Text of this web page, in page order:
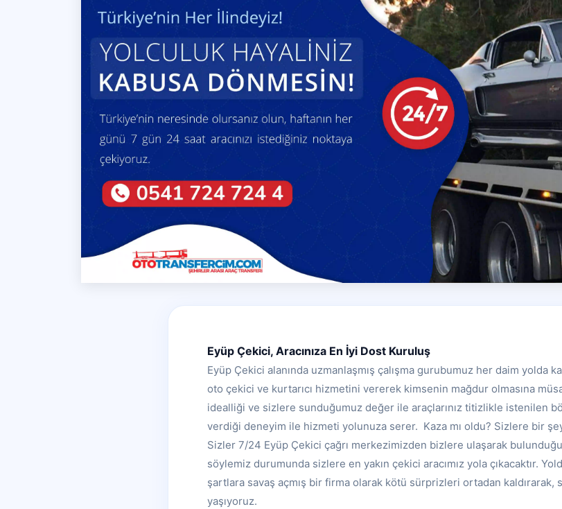
Eyüp Çekici, Aracınıza En İyi Dost Kuruluş
Eyüp Çekici alanında uzmanlaşmış çalışma gurubumuz her daim yolda
oto çekici ve kurtarıcı hizmetini vererek kimsenin mağdur olmasına
idealliği ve sizlere sunduğumuz değer ile araçlarınız titizlikle istenilen
verdiği deneyim ile hizmeti yolunuza serer. Kaza mı oldu? Sizlere bir
Sizler 7/24 Eyüp Çekici çağrı merkezimizden bizlere ulaşarak
söylemiz durumunda sizlere en yakın çekici aracımız yola çıkacaktır.
şartlara savaş açmış bir firma olarak kötü sürprizleri ortadan kaldırarak,
yaşıyoruz.